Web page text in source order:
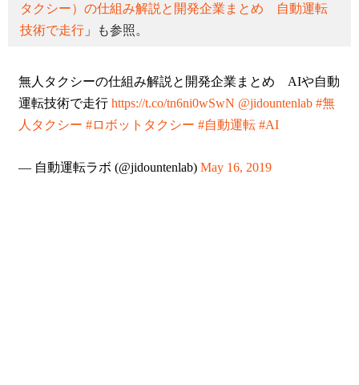
タクシー）の仕組み解説と開発企業まとめ 自動運転
技術で走行 」も参照。
無人タクシーの仕組み解説と開発企業まとめ AIや自動
運転技術で走行 https://t.co/tn6ni0wSwN @jidountenlab #無
人タクシー #ロボットタクシー #自動運転 #AI
— 自動運転ラボ (@jidountenlab) May 16, 2019